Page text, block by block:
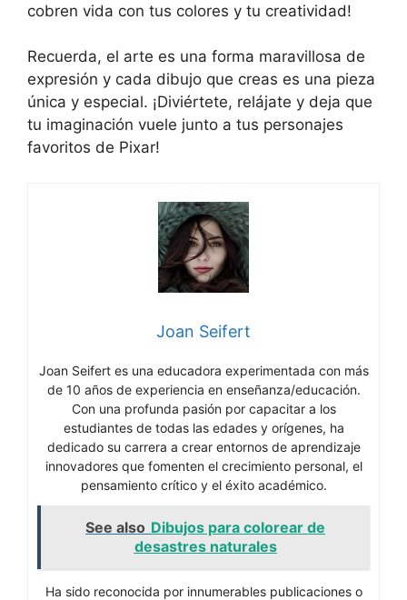
cobren vida con tus colores y tu creatividad!
Recuerda, el arte es una forma maravillosa de
expresión y cada dibujo que creas es una pieza
única y especial. ¡Diviértete, relájate y deja que
tu imaginación vuele junto a tus personajes
favoritos de Pixar!
Joan Seifert
Joan Seifert es una educadora experimentada con más
de 10 años de experiencia en enseñanza/educación.
Con una profunda pasión por capacitar a los
estudiantes de todas las edades y orígenes, ha
dedicado su carrera a crear entornos de aprendizaje
innovadores que fomenten el crecimiento personal, el
pensamiento crítico y el éxito académico.
See also Dibujos para colorear de
desastres naturales
Ha sido reconocida por innumerables publicaciones o